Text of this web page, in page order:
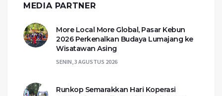
MEDIA PARTNER
More Local More Global, Pasar Kebun
2026 Perkenalkan Budaya Lumajang ke
Wisatawan Asing
SENIN, 3 AGUSTUS 2026
Runkop Semarakkan Hari Koperasi